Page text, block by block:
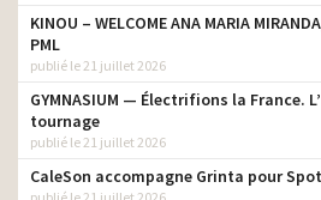
KINOU – WELCOME ANA MARIA
PML
publié le 21 juillet 2026
GYMNASIUM — Électrifions la France.
tournage
publié le 21 juillet 2026
CaleSon accompagne Grinta pour